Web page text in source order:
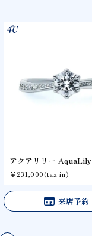
アクアリリー AquaLily
￥231,000(tax in)
来店予約